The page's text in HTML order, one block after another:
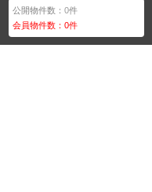
公開物件数：0件
会員物件数：0件